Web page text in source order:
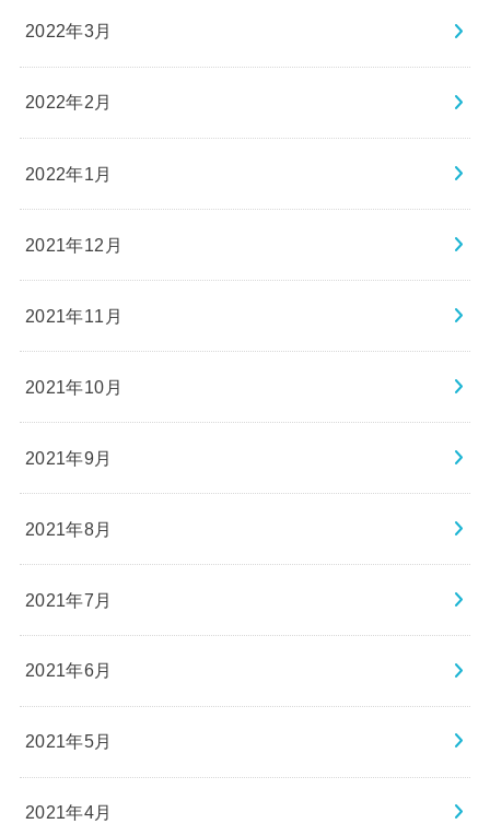
2022年3月
2022年2月
2022年1月
2021年12月
2021年11月
2021年10月
2021年9月
2021年8月
2021年7月
2021年6月
2021年5月
2021年4月